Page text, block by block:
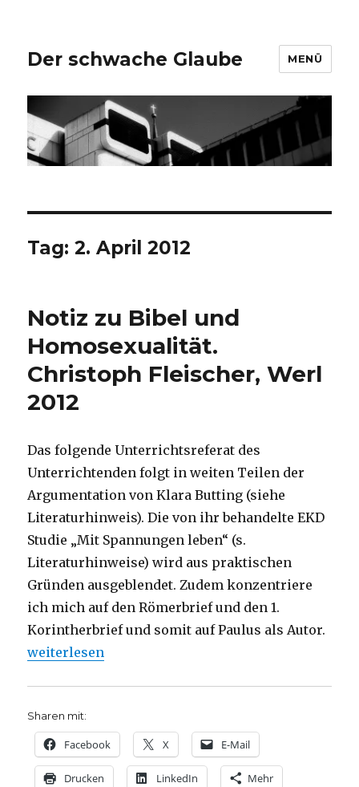
Der schwache Glaube MENÜ
Tag:2. April 2012
Notiz zu Bibel und
Homosexualität.
Christoph Fleischer, Werl
2012
Das folgende Unterrichtsreferat des
Unterrichtenden folgt in weiten Teilen der
Argumentation von Klara Butting (siehe
Literaturhinweis). Die von ihr behandelte EKD
Studie „Mit Spannungen leben“ (s.
Literaturhinweise) wird aus praktischen
Gründen ausgeblendet. Zudem konzentriere
ich mich auf den Römerbrief und den 1.
Korintherbrief und somit auf Paulus als Autor.
„Notiz zu Bibel und Homosexualität. Christoph
weiterlesen
Sharen mit:
Facebook X E-Mail
Drucken LinkedIn Mehr